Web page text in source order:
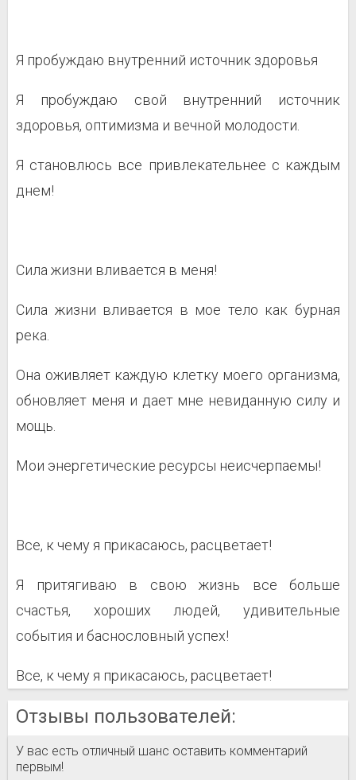
Я пробуждаю внутренний источник здоровья
Я пробуждаю свой внутренний источник
здоровья, оптимизма и вечной молодости.
Я становлюсь все привлекательнее с каждым
днем!
Сила жизни вливается в меня!
Сила жизни вливается в мое тело как бурная
река.
Она оживляет каждую клетку моего организма,
обновляет меня и дает мне невиданную силу и
мощь.
Мои энергетические ресурсы неисчерпаемы!
Все, к чему я прикасаюсь, расцветает!
Я притягиваю в свою жизнь все больше
счастья, хороших людей, удивительные
события и баснословный успех!
Все, к чему я прикасаюсь, расцветает!
Отзывы пользователей:
У вас есть отличный шанс оставить комментарий
первым!